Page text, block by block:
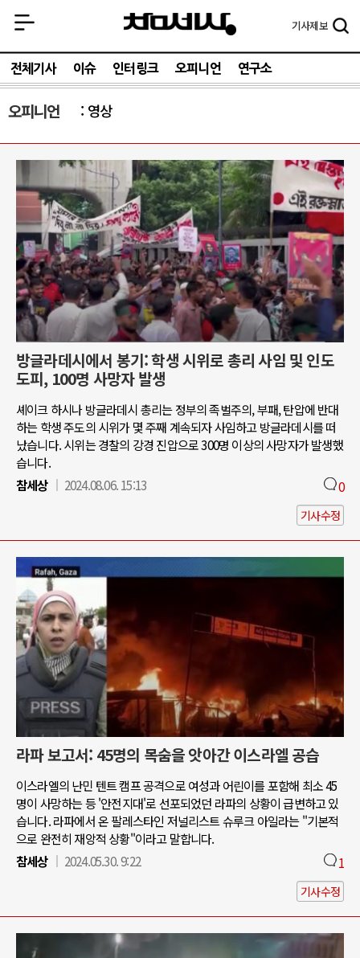
기사제보
전체기사 이슈 인터링크 오피니언 연구소
오피니언 영상
방글라데시에서 봉기: 학생 시위로 총리 사임 및 인도
도피, 100명 사망자 발생
셰이크 하시나 방글라데시 총리는 정부의 족벌주의, 부패, 탄압에 반대
하는 학생 주도의 시위가 몇 주째 계속되자 사임하고 방글라데시를 떠
났습니다. 시위는 경찰의 강경 진압으로 300명 이상의 사망자가 발생했
습니다.
참세상
2024.08.06. 15:13 0
기사수정
라파 보고서: 45명의 목숨을 앗아간 이스라엘 공습
이스라엘의 난민 텐트 캠프 공격으로 여성과 어린이를 포함해 최소 45
명이 사망하는 등 '안전지대'로 선포되었던 라파의 상황이 급변하고 있
습니다. 라파에서 온 팔레스타인 저널리스트 슈루크 아일라는 "기본적
으로 완전히 재앙적 상황"이라고 말합니다.
참세상
2024.05.30. 9:22 1
기사수정